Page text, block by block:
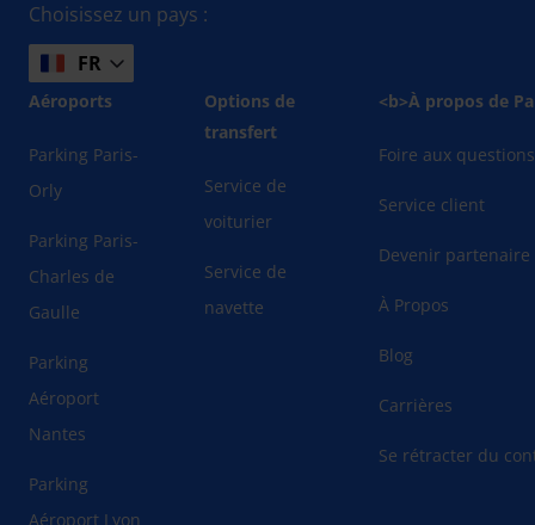
Choisissez un pays :
FR
Aéroports
Parking Paris-
Orly
Parking Paris-
Charles de
Gaulle
Parking
Aéroport
Nantes
Parking
Aéroport Lyon
Options de
transfert
Service de
voiturier
Service de
navette
<b>À propos de
Foire aux questions
Service client
Devenir partenaire
À Propos
Blog
Carrières
Se rétracter du